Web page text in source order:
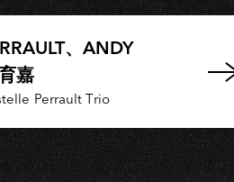
、ANDY
嘉
Perrault Trio